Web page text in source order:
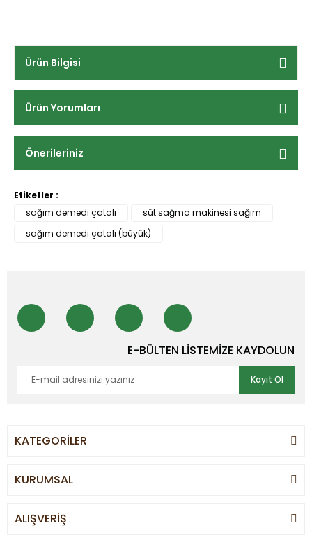
Ürün Bilgisi
Ürün Yorumları
Önerileriniz
Etiketler :
sağım demedi çatalı
süt sağma makinesi sağım
sağım demedi çatalı (büyük)
E-BÜLTEN LİSTEMİZE KAYDOLUN
Kayıt Ol
KATEGORİLER
KURUMSAL
ALIŞVERİŞ